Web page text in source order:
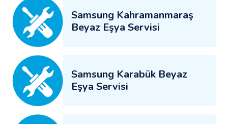
Samsung Kahramanmaraş
Beyaz Eşya Servisi
Samsung Karabük Beyaz
Eşya Servisi